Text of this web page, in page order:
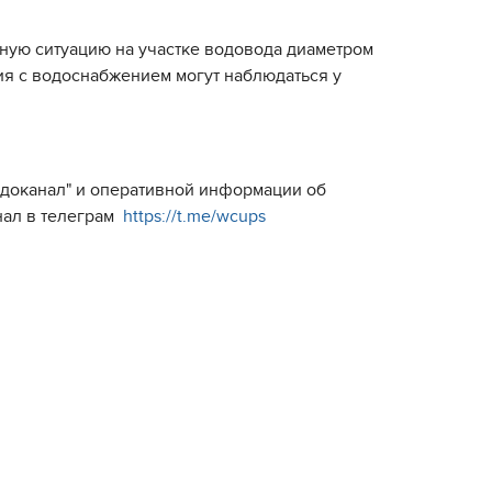
ситуацию на участке водовода диаметром
с водоснабжением могут наблюдаться у
и оперативной информации об
в телеграм https://t.me/wcups